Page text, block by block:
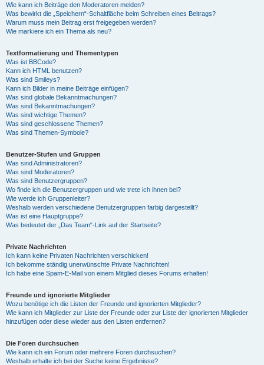
Wie kann ich Beiträge den Moderatoren melden?
Was bewirkt die „Speichern“-Schaltfläche beim Schreiben eines Beitrags?
Warum muss mein Beitrag erst freigegeben werden?
Wie markiere ich ein Thema als neu?
Textformatierung und Thementypen
Was ist BBCode?
Kann ich HTML benutzen?
Was sind Smileys?
Kann ich Bilder in meine Beiträge einfügen?
Was sind globale Bekanntmachungen?
Was sind Bekanntmachungen?
Was sind wichtige Themen?
Was sind geschlossene Themen?
Was sind Themen-Symbole?
Benutzer-Stufen und Gruppen
Was sind Administratoren?
Was sind Moderatoren?
Was sind Benutzergruppen?
Wo finde ich die Benutzergruppen und wie trete ich ihnen bei?
Wie werde ich Gruppenleiter?
Weshalb werden verschiedene Benutzergruppen farbig dargestellt?
Was ist eine Hauptgruppe?
Was bedeutet der „Das Team“-Link auf der Startseite?
Private Nachrichten
Ich kann keine Privaten Nachrichten verschicken!
Ich bekomme ständig unerwünschte Private Nachrichten!
Ich habe eine Spam-E-Mail von einem Mitglied dieses Forums erhalten!
Freunde und ignorierte Mitglieder
Wozu benötige ich die Listen der Freunde und ignorierten Mitglieder?
Wie kann ich Mitglieder zur Liste der Freunde oder zur Liste der ignorierten Mitglieder
hinzufügen oder diese wieder aus den Listen entfernen?
Die Foren durchsuchen
Wie kann ich ein Forum oder mehrere Foren durchsuchen?
Weshalb erhalte ich bei der Suche keine Ergebnisse?